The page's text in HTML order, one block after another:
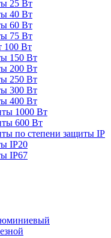
25 Вт
40 Вт
60 Вт
75 Вт
100 Вт
150 Вт
200 Вт
250 Вт
300 Вт
400 Вт
1000 Вт
600 Вт
по степени защиты IP
IP20
IP67